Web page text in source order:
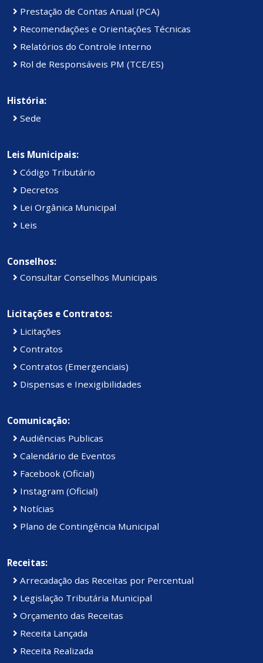
Prestação de Contas Anual (PCA)
Recomendações e Orientações Técnicas
Relatórios do Controle Interno
Rol de Responsáveis PM (TCE/ES)
História:
Sede
Leis Municipais:
Código Tributário
Decretos
Lei Orgânica Municipal
Leis
Conselhos:
Consultar Conselhos Municipais
Licitações e Contratos:
Licitações
Contratos
Contratos (Emergenciais)
Dispensas e Inexigibilidades
Comunicação:
Audiências Publicas
Calendário de Eventos
Facebook (Oficial)
Instagram (Oficial)
Notícias
Plano de Contingência Municipal
Receitas:
Arrecadação das Receitas por Percentual
Legislação Tributária Municipal
Orçamento das Receitas
Receita Lançada
Receita Realizada